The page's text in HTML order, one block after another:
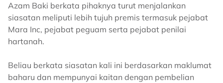
Azam Baki berkata pihaknya turut menjalankan
siasatan meliputi lebih tujuh premis termasuk pejabat
Mara Inc, pejabat peguam serta pejabat penilai
hartanah.
Beliau berkata siasatan kali ini berdasarkan maklumat
baharu dan mempunyai kaitan dengan pembelian